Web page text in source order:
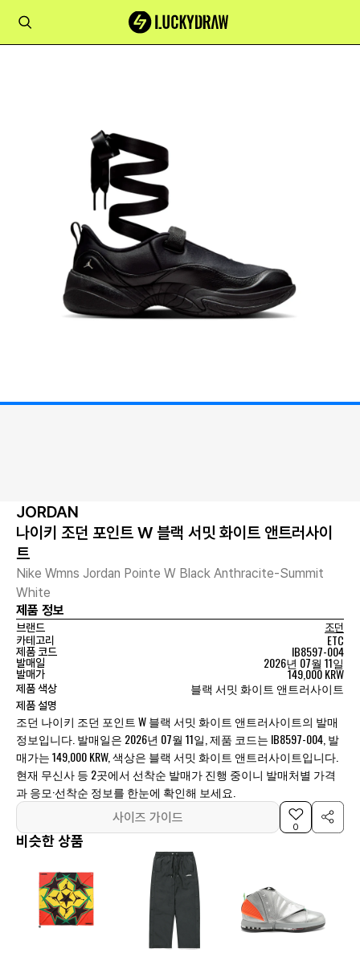
JORDAN
나이키 조던 포인트 W 블랙 서밋 화이트 앤트러사이
트
Nike Wmns Jordan Pointe W Black Anthracite-Summit
White
제품 정보
브랜드
조던
카테고리
ETC
제품 코드 IB8597-004
발매일 2026년 07월 11일
발매가 149,000 KRW
제품 색상 블랙 서밋 화이트 앤트러사이트
제품 설명
조던 나이키 조던 포인트 W 블랙 서밋 화이트 앤트러사이트의 발매
정보입니다. 발매일은 2026년 07월 11일, 제품 코드는 IB8597-004, 발
매가는 149,000 KRW, 색상은 블랙 서밋 화이트 앤트러사이트입니다.
현재 무신사 등 2곳에서 선착순 발매가 진행 중이니 발매처별 가격
과 응모·선착순 정보를 한눈에 확인해 보세요.
사이즈 가이드
0
비슷한 상품